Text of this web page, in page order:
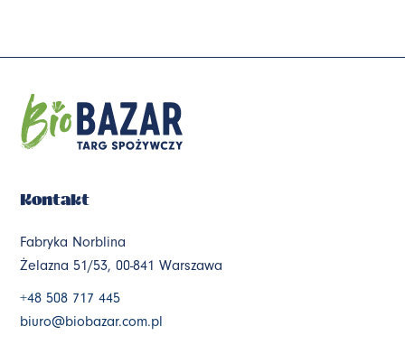
Kontakt
Fabryka Norblina
Żelazna 51/53, 00-841 Warszawa
+48 508 717 445
biuro@biobazar.com.pl